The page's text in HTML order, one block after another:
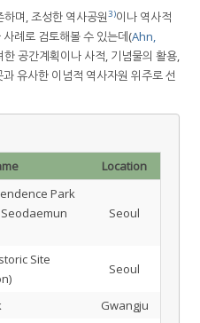
며, 조성한 역사공원3)이나 역사적
례로 검토해볼 수 있는데(Ahn,
공간계획이나 사적, 기념물의 활용,
유사한 이념적 역사자원 위주로 선
Location
Park
Seoul
Site
Seoul
Gwangju